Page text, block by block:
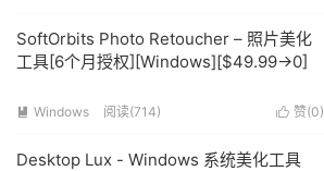
SoftOrbits Photo Retoucher – 照片美化
工具[6个月授权][Windows][$49.99→0]
 赞(0)
 Windows 阅读(714)
Desktop Lux - Windows 系统美化工具